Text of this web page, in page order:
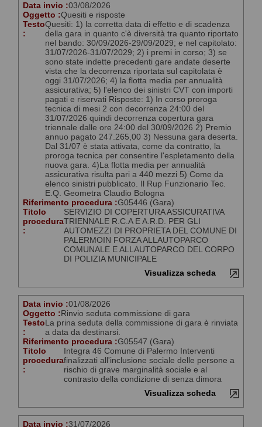
Data invio :03/08/2026
Oggetto :Quesiti e risposte
Testo
:
Quesiti: 1) la corretta data di effetto e di scadenza
della gara in quanto c'è diversità tra quanto riportato
nel bando: 30/09/2026-29/09/2029; e nel capitolato:
31/07/2026-31/07/2029; 2) i premi in corso; 3) se
sono state indette precedenti gare andate deserte
vista che la decorrenza riportata sul capitolata è
oggi 31/07/2026; 4) la flotta media per annualità
assicurativa; 5) l'elenco dei sinistri CVT con importi
pagati e riservati Risposte: 1) In corso proroga
tecnica di mesi 2 con decorrenza 24:00 del
31/07/2026 quindi decorrenza copertura gara
triennale dalle ore 24:00 del 30/09/2026 2) Premio
annuo pagato 247.265,00 3) Nessuna gara deserta.
Dal 31/07 è stata attivata, come da contratto, la
proroga tecnica per consentire l'espletamento della
nuova gara. 4)La flotta media per annualità
assicurativa risulta pari a 440 mezzi 5) Come da
elenco sinistri pubblicato. Il Rup Funzionario Tec.
E.Q. Geometra Claudio Bologna
Riferimento procedura :G05446 (Gara)
Titolo
procedura
:
SERVIZIO DI COPERTURA ASSICURATIVA
TRIENNALE R.C.A E A.R.D. PER GLI
AUTOMEZZI DI PROPRIETA DEL COMUNE DI
PALERMOIN FORZA ALLAUTOPARCO
COMUNALE E ALLAUTOPARCO DEL CORPO
DI POLIZIA MUNICIPALE
Visualizza scheda
Data invio :01/08/2026
Oggetto : Rinvio seduta commissione di gara
Testo
:
La prina seduta della commissione di gara è rinviata
a data da destinarsi.
Riferimento procedura :G05547 (Gara)
Titolo
procedura
:
Integra 46 Comune di Palermo Interventi
finalizzati all'inclusione sociale delle persone a
rischio di grave marginalità sociale e al
contrasto della condizione di senza dimora
Visualizza scheda
Data invio :31/07/2026